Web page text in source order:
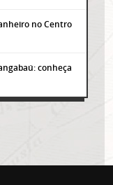
no Centro
conheça